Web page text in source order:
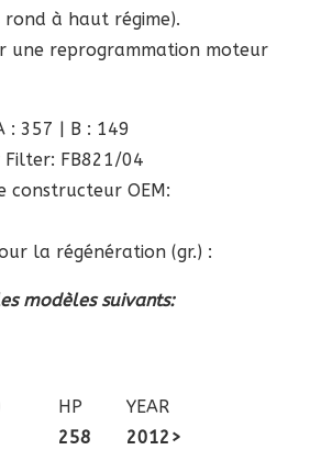
à haut régime).
une reprogrammation moteur
: 357 | B : 149
Filter: FB821/04
constructeur OEM:
la régénération (gr.) :
modèles suivants:
HP
258
YEAR
2012>